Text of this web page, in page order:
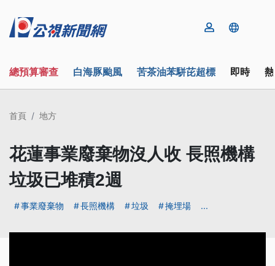
總預算審查 白海豚颱風 苦茶油苯駢芘超標 即時
首頁 地方
花蓮事業廢棄物沒人收 長照機構
垃圾已堆積2週
事業廢棄物 長照機構 垃圾 掩埋場 ...